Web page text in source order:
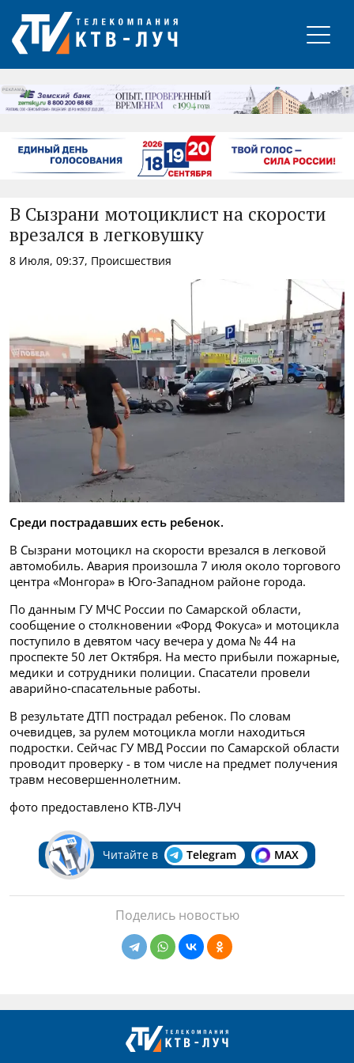
РЕКЛАМА
В Сызрани мотоциклист на скорости
врезался в легковушку
8 Июля, 09:37, Происшествия
Среди пострадавших есть ребенок.
В Сызрани мотоцикл на скорости врезался в легковой
автомобиль. Авария произошла 7 июля около торгового
центра «Монгора» в Юго‑Западном районе города.
По данным ГУ МЧС России по Самарской области,
сообщение о столкновении «Форд Фокуса» и мотоцикла
поступило в девятом часу вечера у дома № 44 на
проспекте 50 лет Октября. На место прибыли пожарные,
медики и сотрудники полиции. Спасатели провели
аварийно‑спасательные работы.
В результате ДТП пострадал ребенок. По словам
очевидцев, за рулем мотоцикла могли находиться
подростки. Сейчас ГУ МВД России по Самарской области
проводит проверку - в том числе на предмет получения
травм несовершеннолетним.
фото предоставлено КТВ-ЛУЧ
Читайте в Telegram MAX
Поделись новостью